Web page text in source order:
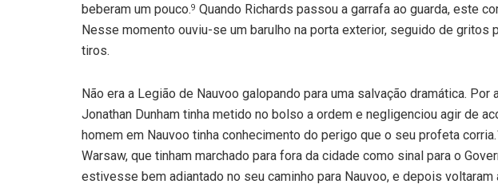
beberam um pouco.9 Quando Richards passou a garrafa ao guarda, este
Nesse momento ouviu-se um barulho na porta exterior, seguido de gritos
tiros.
Não era a Legião de Nauvoo galopando para uma salvação dramática. Por
Jonathan Dunham tinha metido no bolso a ordem e negligenciou agir de
homem em Nauvoo tinha conhecimento do perigo que o seu profeta corria.
Warsaw, que tinham marchado para fora da cidade como sinal para o
estivesse bem adiantado no seu caminho para Nauvoo, e depois